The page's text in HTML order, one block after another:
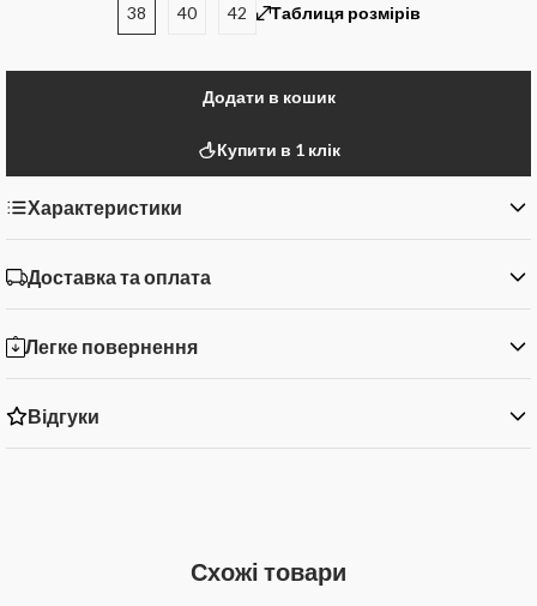
38 40 42 Таблиця розмірів
Додати в кошик
Купити в 1 клік
Характеристики
Доставка та оплата
Легке повернення
Відгуки
Схожі товари